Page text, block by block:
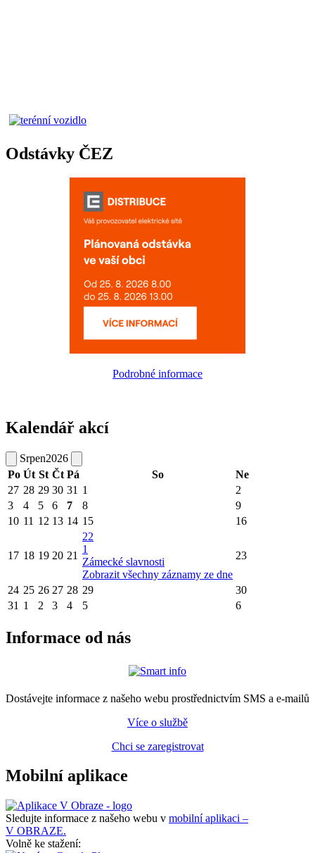
Odstávky ČEZ
Podrobné informace
Kalendář akcí
Srpen2026
Po Út St Čt Pá So
Ne
27 28 29 30 31 1
2
3
4 5 6 7 8
9
10 11 12 13 14 15 16
17 18 19 20 21
22
1
Zámecké slavnosti
Zobrazit všechny záznamy ze dne
23
24 25 26 27 28 29
30
31 1 2 3 4 5 6
Informace od nás
Dostávejte informace z našeho webu prostřednictvím SMS a e-mailů
Více o službě
Chci se zaregistrovat
Mobilní aplikace
Sledujte informace z našeho webu v mobilní aplikaci –
V OBRAZE.
Volně ke stažení: